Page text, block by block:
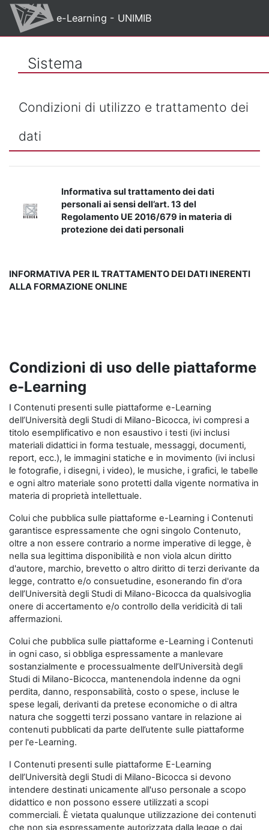
Vai al contenuto principale
e-Learning - UNIMIB
Sistema
Condizioni di utilizzo e trattamento dei
dati
Informativa sul trattamento dei dati
personali ai sensi dell’art. 13 del
Regolamento UE 2016/679 in materia di
protezione dei dati personali
INFORMATIVA PER IL TRATTAMENTO DEI DATI INERENTI
ALLA FORMAZIONE ONLINE
Condizioni di uso delle piattaforme
e-Learning
I Contenuti presenti sulle piattaforme e-Learning
dell’Università degli Studi di Milano-Bicocca, ivi compresi a
titolo esemplificativo e non esaustivo i testi (ivi inclusi
materiali didattici in forma testuale, messaggi, documenti,
report, ecc.), le immagini statiche e in movimento (ivi inclusi
le fotografie, i disegni, i video), le musiche, i grafici, le tabelle
e ogni altro materiale sono protetti dalla vigente normativa in
materia di proprietà intellettuale.
Colui che pubblica sulle piattaforme e-Learning i Contenuti
garantisce espressamente che ogni singolo Contenuto,
oltre a non essere contrario a norme imperative di legge, è
nella sua legittima disponibilità e non viola alcun diritto
d'autore, marchio, brevetto o altro diritto di terzi derivante da
legge, contratto e/o consuetudine, esonerando fin d'ora
dell’Università degli Studi di Milano-Bicocca da qualsivoglia
onere di accertamento e/o controllo della veridicità di tali
affermazioni.
Colui che pubblica sulle piattaforme e-Learning i Contenuti
in ogni caso, si obbliga espressamente a manlevare
sostanzialmente e processualmente dell’Università degli
Studi di Milano-Bicocca, mantenendola indenne da ogni
perdita, danno, responsabilità, costo o spese, incluse le
spese legali, derivanti da pretese economiche o di altra
natura che soggetti terzi possano vantare in relazione ai
contenuti pubblicati da parte dell’utente sulle piattaforme
per l'e-Learning.
I Contenuti presenti sulle piattaforme E-Learning
dell’Università degli Studi di Milano-Bicocca si devono
intendere destinati unicamente all'uso personale a scopo
didattico e non possono essere utilizzati a scopi
commerciali. È vietata qualunque utilizzazione dei contenuti
che non sia espressamente autorizzata dalla legge o dai